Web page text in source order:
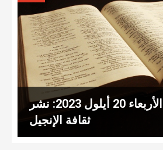
عناوين نشرة الأربعاء 20 أيلول 2023: نشر
ثقافة الإنجيل